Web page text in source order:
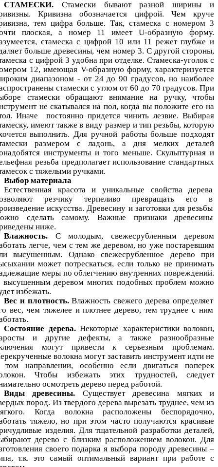
СТАМЕСКИ. Стамески бывают разной ширины и
Кривизна обозначается цифрой. Чем круче
тем цифра больше. Так, стамеска с номером 3
плоская, а номер 11 имеет U-образную форму.
стамеска с цифрой 10 или 11 режет глубже и
больше древесины, чем номер 3. С другой стороны,
с цифрой 3 удобна при отделке. Стамеска-уголок с
12, имеющая V-образную форму, характеризуется
диапазоном - от 24 до 90 градусов, но наиболее
стамески с углом от 60 до 70 градусов. При
стамески обращают внимание на ручку, чтобы
не скатывался на пол, когда вы положите его на
Иначе постоянно придется чинить лезвие. Выбирая
имеют также в виду размер и тип резьбы, которую
выполнить. Для ручной работы больше подходят
размером с ладонь, а дня мелких деталей
инструменты и того меньше. Скульптурная и
резьба предполагает использование стандартных
с тяжелыми ручками.
Выбор материала
Естественная красота и уникальные свойства дерева
резчику терпеливо превращать его в
искусства. Древесину и заготовки для резьбы
сделать самому. Важные признаки древесины
ниже.
Влажность. С молодым, свежесрубленным деревом
легче, чем с тем же деревом, но уже постаревшим
высушенным. Однако свежесрубленное дерево при
может потрескаться, если только не принимать
меры по облегчению внутренних повреждений.
высушенным деревом многих подобных проблем можно
избежать.
Вес и плотность.Влажность свежего дерева определяет
вес, чем тяжелее и плотнее дерево, тем труднее с ним
Состояние дерева. Некоторые характеристики волокон,
и другие дефекты, а также разнообразные
могут привести к серьезным проблемам.
волокна могут заставить инструмент идти не
том направлении, особенно если двигаться поперек
Чтобы избежать этих трудностей, следует
осмотреть дерево перед работой.
Виды древесины. Существует древесина мягких и
пород. Из твердого дерева вырезать труднее, чем из
Когда волокна расположены беспорядочно,
тяжело, но при этом часто получаются красивые
изделия. Для тщательной разработки деталей,
дерево с близким расположением волокон. Для
своего подарка я выбора породу древесины –
т.к. это самый оптимальный вариант при работе с